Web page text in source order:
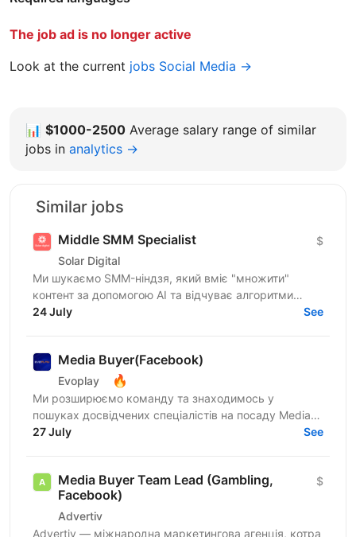
The job ad is no longer active
Look at the current jobs Social Media →
📊 $1000-2500 Average salary range of similar
jobs in analytics →
Similar jobs
Middle SMM Specialist
Solar Digital
$
Ми шукаємо SMM-ніндзя, який вміє "множити"
контент за допомогою AI та відчуває алгоритми
соцмереж на кінчиках пальців. Твоя головна мета —
24 July See
Media Buyer(Facebook)
Evoplay 🔥
Ми розширюємо команду та знаходимось у
пошуках досвідчених спеціалістів на посаду Media
Buyer, які спеціалізуються на FB трафіку в iGaming
27 July See
Media Buyer Team Lead (Gambling,
Facebook)
Advertiv
$
Advertiv — міжнародна маркетингова агенція, котра